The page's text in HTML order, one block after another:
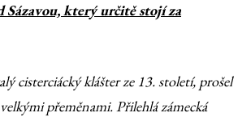
Sázavou, který určitě stojí za
cisterciácký klášter ze 13. století, prošel
přeměnami. Přilehlá zámecká